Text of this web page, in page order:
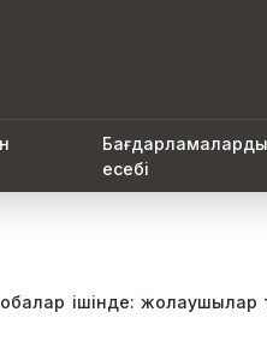
есебі
ішінде: жолаушылар